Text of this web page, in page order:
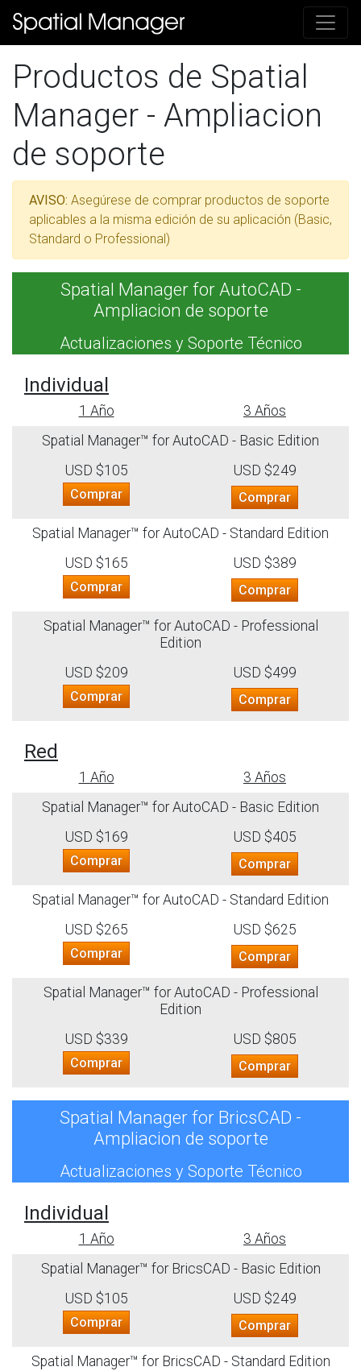
Productos de Spatial
Manager - Ampliacion
de soporte
AVISO: Asegúrese de comprar productos de soporte
aplicables a la misma edición de su aplicación (Basic,
Standard o Professional)
Spatial Manager for AutoCAD -
Ampliacion de soporte
Actualizaciones y Soporte Técnico
Individual
1 Año
3 Años
Spatial Manager™ for AutoCAD - Basic Edition
USD $105
Comprar
USD $249
Comprar
Spatial Manager™ for AutoCAD - Standard Edition
USD $165
Comprar
USD $389
Comprar
Spatial Manager™ for AutoCAD - Professional
Edition
USD $209
Comprar
USD $499
Comprar
Red
1 Año
3 Años
Spatial Manager™ for AutoCAD - Basic Edition
USD $169
Comprar
USD $405
Comprar
Spatial Manager™ for AutoCAD - Standard Edition
USD $265
Comprar
USD $625
Comprar
Spatial Manager™ for AutoCAD - Professional
Edition
USD $339
Comprar
USD $805
Comprar
Spatial Manager for BricsCAD -
Ampliacion de soporte
Actualizaciones y Soporte Técnico
Individual
1 Año
3 Años
Spatial Manager™ for BricsCAD - Basic Edition
USD $105
Comprar
USD $249
Comprar
Spatial Manager™ for BricsCAD - Standard Edition